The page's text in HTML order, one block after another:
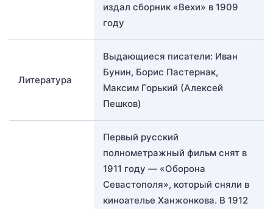
издал сборник «Вехи» в 1909
году
Литература
Выдающиеся писатели: Иван
Бунин, Борис Пастернак,
Максим Горький (Алексей
Пешков)
Первый русский
полнометражный фильм снят в
1911 году — «Оборона
Севастополя», который сняли в
киноателье Ханжонкова. В 1912